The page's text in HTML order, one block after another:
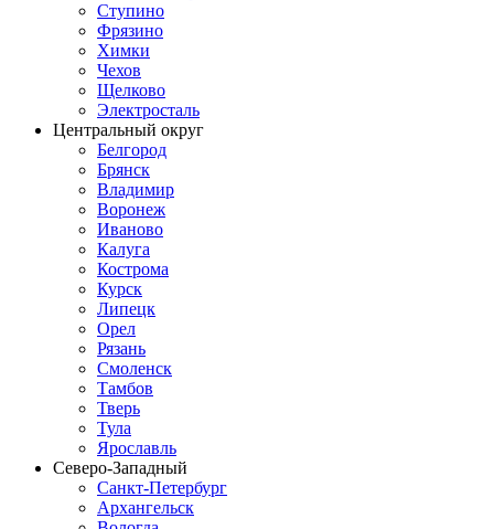
Ступино
Фрязино
Химки
Чехов
Щелково
Электросталь
Центральный округ
Белгород
Брянск
Владимир
Воронеж
Иваново
Калуга
Кострома
Курск
Липецк
Орел
Рязань
Смоленск
Тамбов
Тверь
Тула
Ярославль
Северо-Западный
Санкт-Петербург
Архангельск